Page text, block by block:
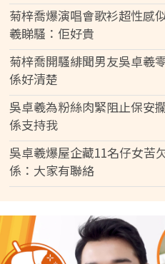
菊梓喬爆演唱會歌衫超性感
羲睇騷：佢好貴
菊梓喬開騷緋聞男友吳卓羲
係好清楚
吳卓羲為粉絲肉緊阻止保安
係支持我
吳卓羲爆屋企藏11名仔女苦
係：大家有聯絡